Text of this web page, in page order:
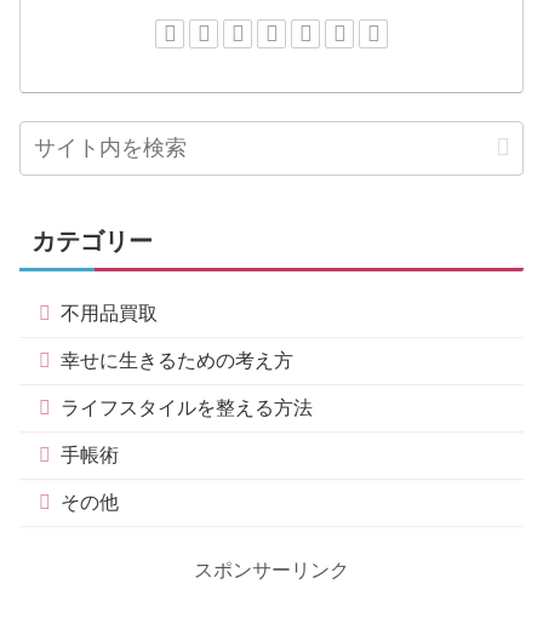
カテゴリー
不用品買取
幸せに生きるための考え方
ライフスタイルを整える方法
手帳術
その他
スポンサーリンク